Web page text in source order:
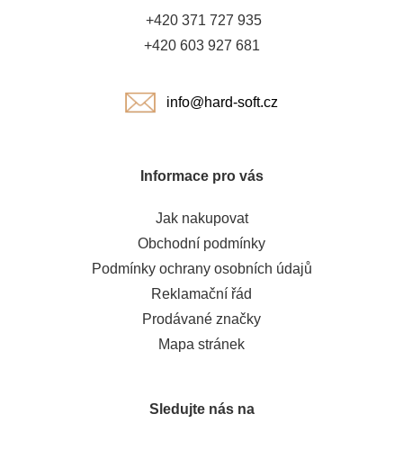
+420 371 727 935
+420 603 927 681
info@hard-soft.cz
Informace pro vás
Jak nakupovat
Obchodní podmínky
Podmínky ochrany osobních údajů
Reklamační řád
Prodávané značky
Mapa stránek
Sledujte nás na